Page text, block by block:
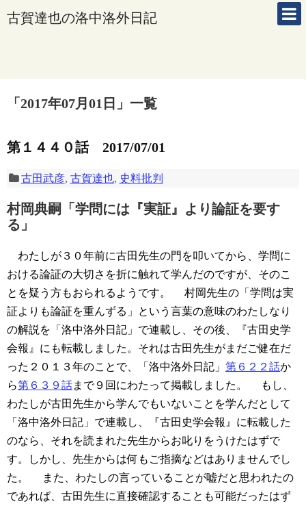
古賀達也の洛中洛外日記
「 2017年07月01日 」 一覧
第１４４０話 2017/07/01
古田武彦, 古賀達也, 史料批判
村岡典嗣「学問には『実証』より論証を要す
る」
わたしが３０年前に古田先生の門を叩いてから、学問に
おける論証の大切さを折に触れて学んだのですが、そのこ
とを疑う方もおられるようです。
村岡先生の「学問は実
証よりも論証を重んずる」という言葉の意味のわたしなり
の解説を「洛中洛外日記」で連載し、その後、『古田史学
会報』にも転載しました。それは古田先生がまだご健在だ
った２０１３年のことで、「洛中洛外日記」 第６２２話か
ら第６３９話まで９回にわたって掲載しました。
もし、
わたしが古田先生から学んでもいないことを学んだとして
「洛中洛外日記」で連載し、『古田史学会報』に転載した
のなら、それを読まれた先生からお叱りをうけたはずで
す。しかし、先生からは何もご指摘などはありませんでし
た。
また、わたしの言っていることが嘘だと思われたの
であれば、古田先生に直接確認することも可能だったはず